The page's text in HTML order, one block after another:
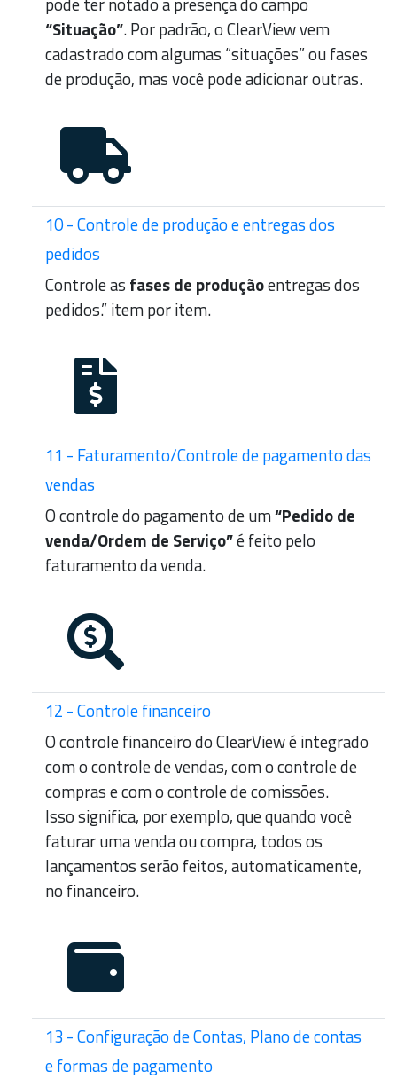
“Situação”. Por padrão, o ClearView vem
cadastrado com algumas “situações” ou fases
de produção, mas você pode adicionar outras.
10 - Controle de produção e entregas dos
pedidos
Controle as fases de produçãoentregas dos
pedidos.” item por item.
11 - Faturamento/Controle de pagamento das
vendas
O controle do pagamento de um“Pedido de
venda/Ordem de Serviço”é feito pelo
faturamento da venda.
12 - Controle financeiro
O controle financeiro do ClearView é integrado
com o controle de vendas, com o controle de
compras e com o controle de comissões.
Isso significa, por exemplo, que quando você
faturar uma venda ou compra, todos os
lançamentos serão feitos, automaticamente,
no financeiro.
13 - Configuração de Contas, Plano de contas
e formas de pagamento